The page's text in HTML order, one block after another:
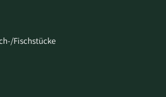
Fischstücke